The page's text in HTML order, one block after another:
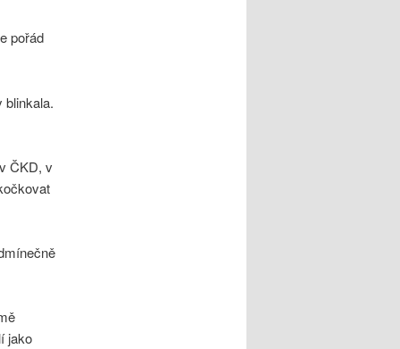
pořád
ČKD, v
jako